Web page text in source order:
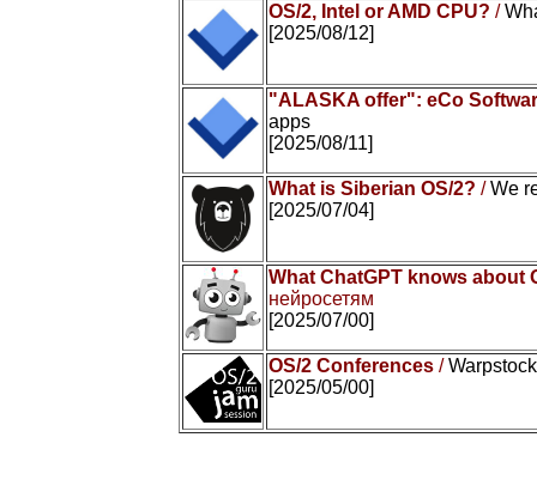
OS/2, Intel or AMD CPU? /
[2025/08/12]
"ALASKA offer": eCo
apps
[2025/08/11]
What is Siberian OS/2? /We
[2025/07/04]
What ChatGPT knows about
нейросетям
[2025/07/00]
OS/2 Conferences /
[2025/05/00]